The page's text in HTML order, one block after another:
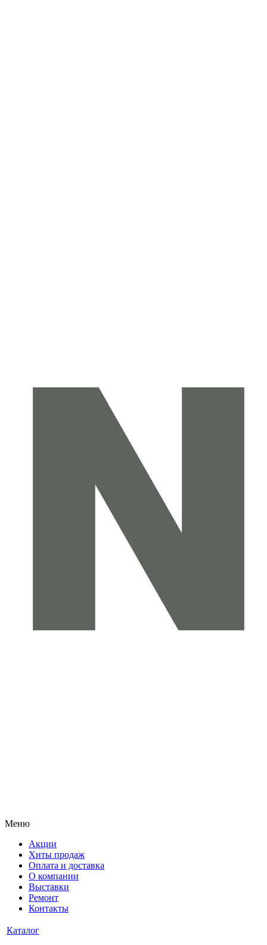
Меню
Акции
Хиты продаж
Оплата и доставка
О компании
Выставки
Ремонт
Контакты
Каталог